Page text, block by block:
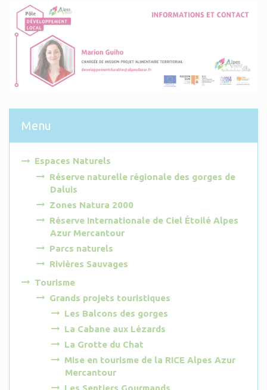
Menu
Espaces Naturels
Réserve naturelle régionale des gorges de
Daluis
Zones Natura 2000
Réserve Internationale de Ciel Étoilé Alpes
Azur Mercantour
Parcs naturels
Rivières Sauvages
Tourisme
Grands projets touristiques
Les Balcons des gorges
La Cabane aux Lézards
La Grotte du Chat
Mise en tourisme de la RICE Alpes Azur
Mercantour